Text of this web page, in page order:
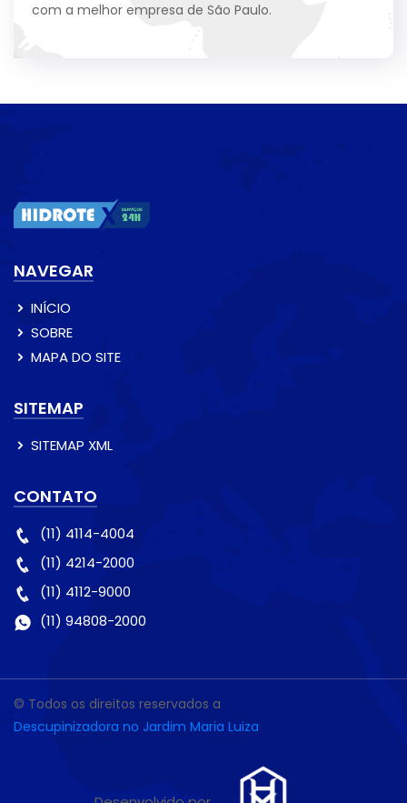
com a melhor empresa de São Paulo.
NAVEGAR
INÍCIO
SOBRE
MAPA DO SITE
SITEMAP
SITEMAP XML
CONTATO
(11) 4114-4004
(11) 4214-2000
(11) 4112-9000
(11) 94808-2000
© Todos os direitos reservados a
Descupinizadora no Jardim Maria Luiza